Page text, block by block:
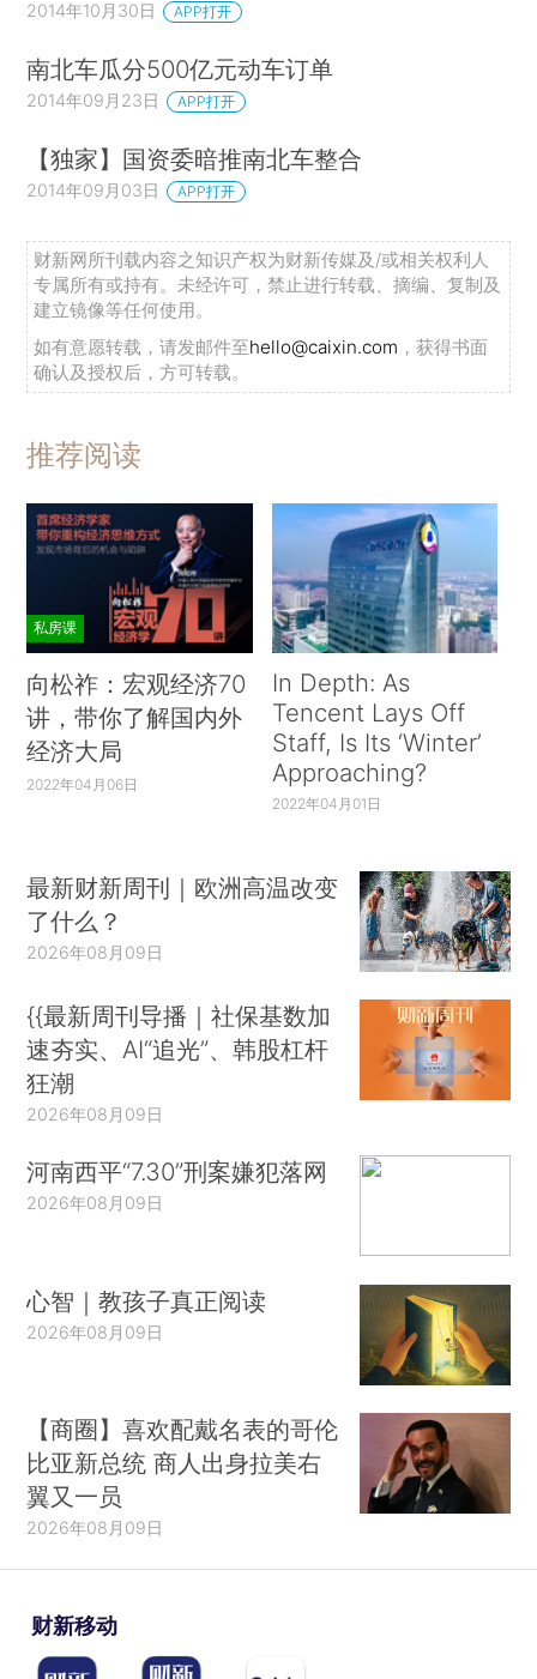
2014年10月30日 APP打开
南北车瓜分500亿元动车订单
2014年09月23日 APP打开
【独家】国资委暗推南北车整合
2014年09月03日 APP打开
财新网所刊载内容之知识产权为财新传媒及/或相关权利人
专属所有或持有。未经许可，禁止进行转载、摘编、复制及
建立镜像等任何使用。
如有意愿转载，请发邮件至hello@caixin.com ，获得书面
确认及授权后，方可转载。
推荐阅读
私房课
向松祚：宏观经济70
讲，带你了解国内外
经济大局
2022年04月06日
In Depth: As
Tencent Lays Off
Staff, Is Its ‘Winter’
Approaching?
2022年04月01日
最新财新周刊｜欧洲高温改变
了什么？
2026年08月09日
{{最新周刊导播｜社保基数加
速夯实、AI“追光”、韩股杠杆
狂潮
2026年08月09日
河南西平“7.30”刑案嫌犯落网
2026年08月09日
心智｜教孩子真正阅读
2026年08月09日
【商圈】喜欢配戴名表的哥伦
比亚新总统 商人出身拉美右
翼又一员
2026年08月09日
财新移动